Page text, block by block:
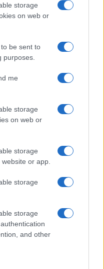
storage
on web or
be sent to
purposes.
me
storage
on web or
storage
or app.
storage
storage
and other